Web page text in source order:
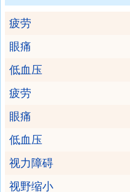
疲劳
眼痛
低血压
疲劳
眼痛
低血压
视力障碍
视野缩小